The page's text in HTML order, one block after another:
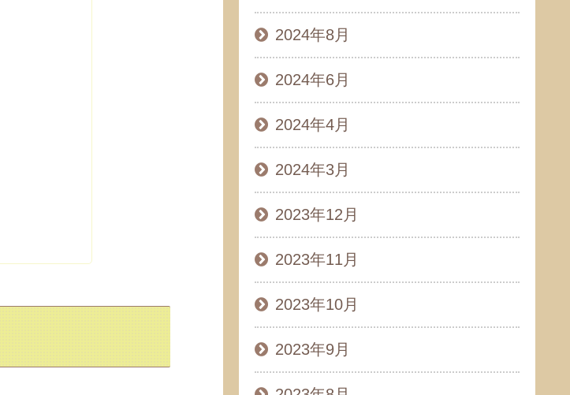
2024年8月
2024年6月
2024年4月
2024年3月
2023年12月
2023年11月
2023年10月
2023年9月